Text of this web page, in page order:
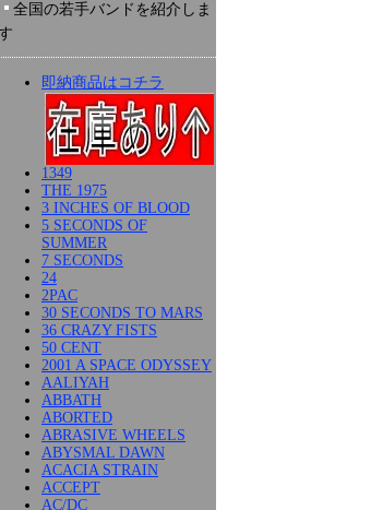
全国の若手バンドを紹介しま
即納商品はコチラ
1349
THE 1975
3 INCHES OF BLOOD
5 SECONDS OF
SUMMER
7 SECONDS
24
2PAC
30 SECONDS TO MARS
36 CRAZY FISTS
50 CENT
2001 A SPACE ODYSSEY
AALIYAH
ABBATH
ABORTED
ABRASIVE WHEELS
ABYSMAL DAWN
ACACIA STRAIN
ACCEPT
AC/DC